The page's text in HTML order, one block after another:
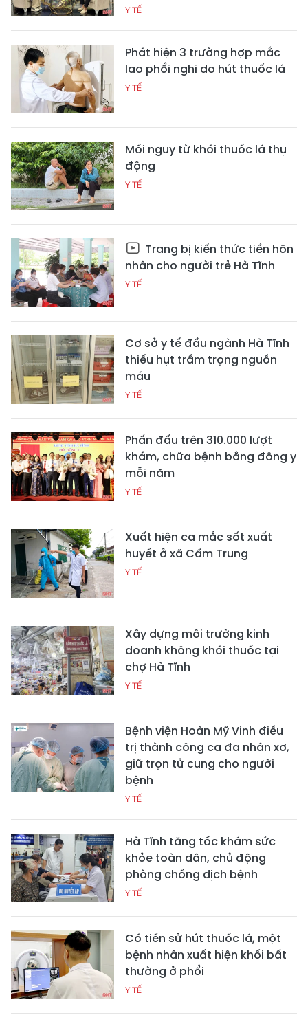
Y TẾ
Phát hiện 3 trường hợp mắc
lao phổi nghi do hút thuốc lá
Y TẾ
Mối nguy từ khói thuốc lá thụ
động
Y TẾ
Trang bị kiến thức tiền hôn
nhân cho người trẻ Hà Tĩnh
Y TẾ
Cơ sở y tế đầu ngành Hà Tĩnh
thiếu hụt trầm trọng nguồn
máu
Y TẾ
Phấn đấu trên 310.000 lượt
khám, chữa bệnh bằng đông y
mỗi năm
Y TẾ
Xuất hiện ca mắc sốt xuất
huyết ở xã Cẩm Trung
Y TẾ
Xây dựng môi trường kinh
doanh không khói thuốc tại
chợ Hà Tĩnh
Y TẾ
Bệnh viện Hoàn Mỹ Vinh điều
trị thành công ca đa nhân xơ,
giữ trọn tử cung cho người
bệnh
Y TẾ
Hà Tĩnh tăng tốc khám sức
khỏe toàn dân, chủ động
phòng chống dịch bệnh
Y TẾ
Có tiền sử hút thuốc lá, một
bệnh nhân xuất hiện khối bất
thường ở phổi
Y TẾ